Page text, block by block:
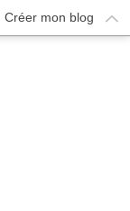
Créer mon blog